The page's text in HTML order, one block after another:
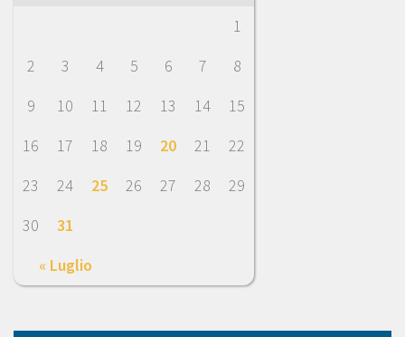
« Luglio
1
2
3 4 5 6 7
8
9
10 11 12 13 14
15
16
17 18 19 20 21
22
23
24 25 26 27 28
29
30
31